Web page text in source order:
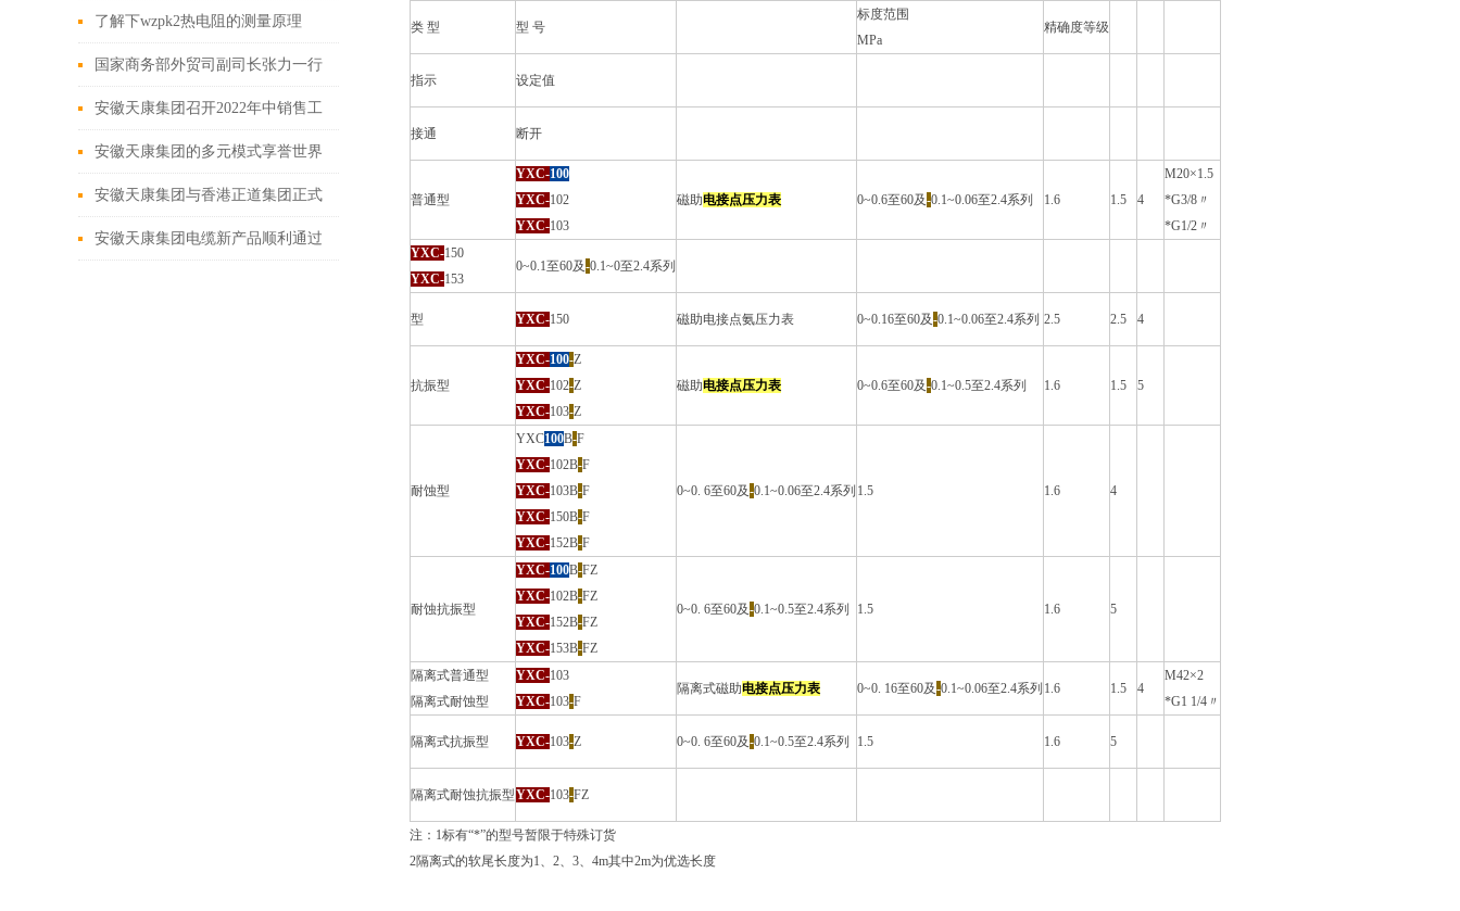
了解下wzpk2热电阻的测量原理
国家商务部外贸司副司长张力一行
莅临安徽天康集团调研工作
安徽天康集团召开2022年中销售工
作推进会
安徽天康集团的多元模式享誉世界
安徽天康集团与香港正道集团正式
签署合作协议
安徽天康集团电缆新产品顺利通过
类 型 型 号
标度范围
MPa
精确度等级
指示 设定值
接通 断开
普通型
YXC-100
YXC-102
YXC-103
磁助电接点压力表 0~0.6至60及-0.1~0.06至2.4系列 1.6 1.5 4
M20×1.5
*G3/8〃
*G1/2〃
YXC-150
YXC-153
0~0.1至60及-0.1~0至2.4系列
型 YXC-150 磁助电接点氨压力表 0~0.16至60及-0.1~0.06至2.4系列 2.5 2.5 4
抗振型
YXC-100-Z
YXC-102-Z
YXC-103-Z
磁助电接点压力表 0~0.6至60及-0.1~0.5至2.4系列 1.6 1.5 5
耐蚀型
YXC100B-F
YXC-102B-F
YXC-103B-F
YXC-150B-F
YXC-152B-F
0~0. 6至60及-0.1~0.06至2.4系列 1.5 1.6 4
耐蚀抗振型
YXC-100B-FZ
YXC-102B-FZ
YXC-152B-FZ
YXC-153B-FZ
0~0. 6至60及-0.1~0.5至2.4系列 1.5 1.6 5
隔离式普通型
隔离式耐蚀型
YXC-103
YXC-103-F
隔离式磁助电接点压力表 0~0. 16至60及-0.1~0.06至2.4系列 1.6 1.5 4
M42×2
*G1 1/4〃
隔离式抗振型 YXC-103-Z 0~0. 6至60及-0.1~0.5至2.4系列 1.5 1.6 5
隔离式耐蚀抗振型YXC-103-FZ
注：1标有“*”的型号暂限于特殊订货
2隔离式的软尾长度为1、2、3、4m其中2m为优选长度